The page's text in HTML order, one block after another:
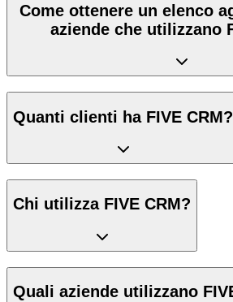
Come ottenere un elenco
aziende che utilizzano
Quanti clienti ha FIVE CRM?
Chi utilizza FIVE CRM?
Quali aziende utilizzano